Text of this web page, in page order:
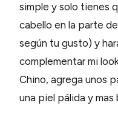
simple y solo tienes
cabello en la parte
según tu gusto) y
complementar mi
Chino, agrega unos
una piel pálida y mas